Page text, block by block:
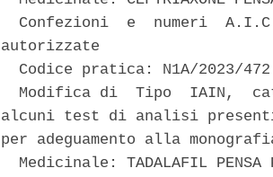
Confezioni  e  numeri
autorizzate
Codice pratica: N1A/2023/
Modifica di  Tipo  IAIN,
alcuni test di analisi
per adeguamento alla
Medicinale: TADALAFIL PENSA